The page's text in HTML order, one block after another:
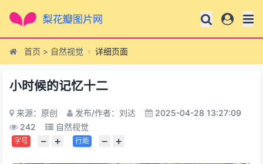
首页 > 自然视觉 详细页面
小时候的记忆十二
来源：原创 发布/作者：刘达
2025-04-28 13:27:09
242
自然视觉
字号 − + 行距 − +